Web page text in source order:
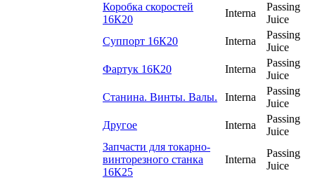
Коробка скоростей
16К20
Interna
Passing
Juice
Суппорт 16К20
Interna
Passing
Juice
Фартук 16К20
Interna
Passing
Juice
Станина. Винты. Валы.
Interna
Passing
Juice
Другое
Interna
Passing
Juice
Запчасти для токарно-
винторезного станка
16К25
Interna
Passing
Juice